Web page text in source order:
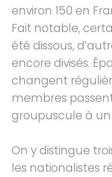
environ 150 en
Fait notable,
été dissous,
encore divisés.
changent
membres
groupuscule à
On y distingue
les nationalistes